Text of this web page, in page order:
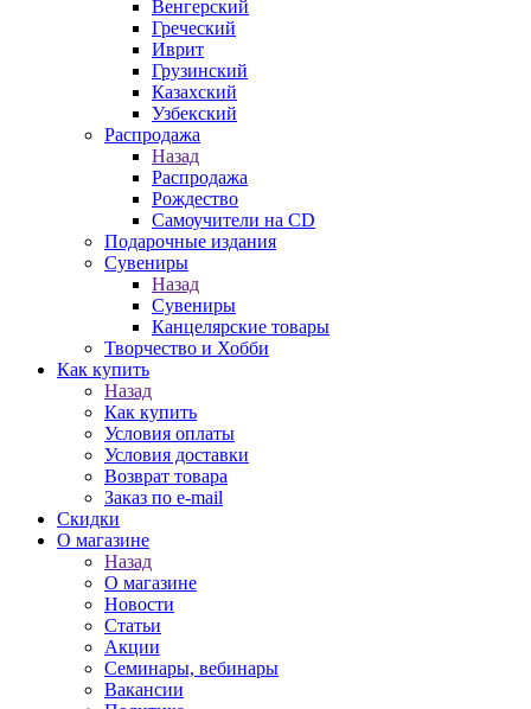
Венгерский
Греческий
Иврит
Грузинский
Казахский
Узбекский
Распродажа
Назад
Распродажа
Рождество
Самоучители на CD
Подарочные издания
Сувениры
Назад
Сувениры
Канцелярские товары
Творчество и Хобби
Как купить
Назад
Как купить
Условия оплаты
Условия доставки
Возврат товара
Заказ по e-mail
Скидки
О магазине
Назад
О магазине
Новости
Статьи
Акции
Семинары, вебинары
Вакансии